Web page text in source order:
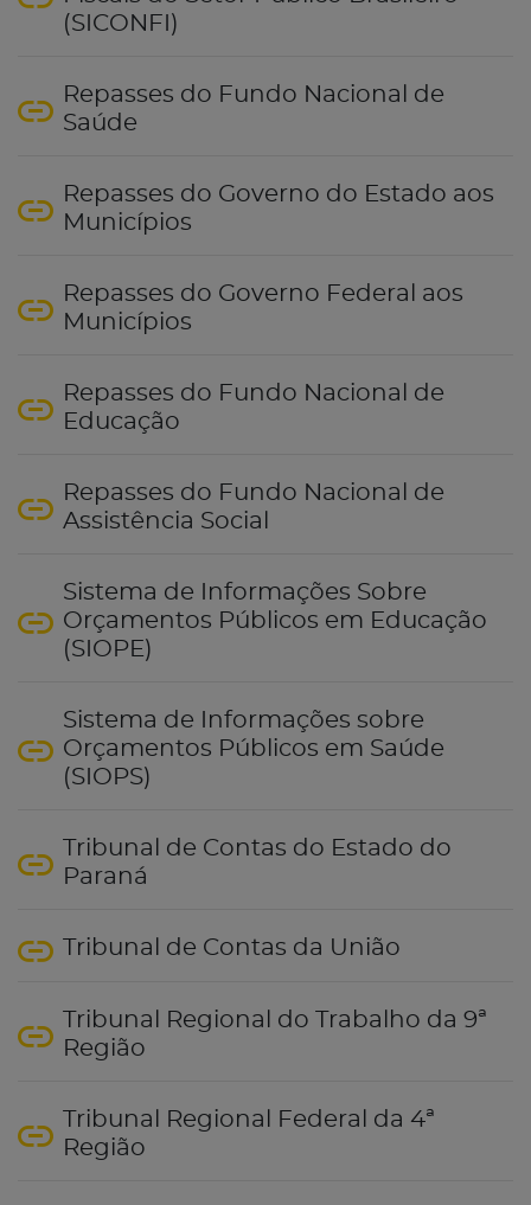
(SICONFI)
Repasses do Fundo Nacional de
Saúde
Repasses do Governo do Estado aos
Municípios
Repasses do Governo Federal aos
Municípios
Repasses do Fundo Nacional de
Educação
Repasses do Fundo Nacional de
Assistência Social
Sistema de Informações Sobre
Orçamentos Públicos em Educação
(SIOPE)
Sistema de Informações sobre
Orçamentos Públicos em Saúde
(SIOPS)
Tribunal de Contas do Estado do
Paraná
Tribunal de Contas da União
Tribunal Regional do Trabalho da 9ª
Região
Tribunal Regional Federal da 4ª
Região